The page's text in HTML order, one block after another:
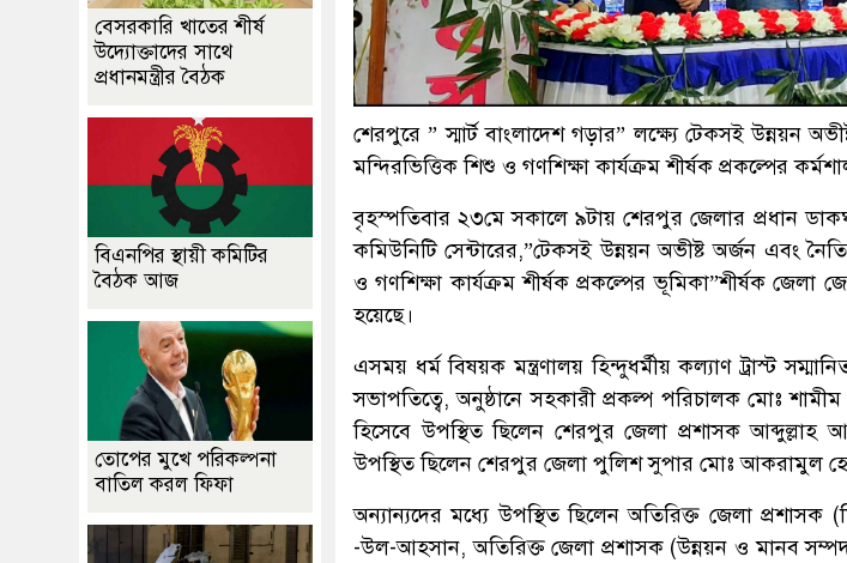
শেরপুরে ” স্মার্ট বাংলাদেশ গড়ার” লক্ষ্যে টেকসই উন্নয়ন
মন্দিরভিত্তিক শিশু ও গণশিক্ষা কার্যক্রম শীর্ষক প্রকল্পের
বৃহস্পতিবার ২৩মে সকালে ৯টায় শেরপুর জেলার প্রধান
কমিউনিটি সেন্টারের,”টেকসই উন্নয়ন অভীষ্ট অর্জন এবং
ও গণশিক্ষা কার্যক্রম শীর্ষক প্রকল্পের ভূমিকা”শীর্ষক জেলা
হয়েছে।
এসময় ধর্ম বিষয়ক মন্ত্রণালয় হিন্দুধর্মীয় কল্যাণ ট্রাস্ট
সভাপতিত্বে, অনুষ্ঠানে সহকারী প্রকল্প পরিচালক মোঃ
হিসেবে উপস্থিত ছিলেন শেরপুর জেলা প্রশাসক আব্দুল্লাহ
উপস্থিত ছিলেন শেরপুর জেলা পুলিশ সুপার মোঃ আকরামুল
অন্যান্যদের মধ্যে উপস্থিত ছিলেন অতিরিক্ত জেলা প্রশাসক
-উল-আহসান, অতিরিক্ত জেলা প্রশাসক (উন্নয়ন ও মানব
বেসরকারি খাতের শীর্ষ
উদ্যোক্তাদের সাথে
প্রধানমন্ত্রীর বৈঠক
বিএনপির স্থায়ী কমিটির
বৈঠক আজ
তোপের মুখে পরিকল্পনা
বাতিল করল ফিফা